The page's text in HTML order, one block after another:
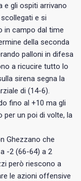
e gli ospiti arrivano
e si
in campo dal time
della seconda
palloni in difesa
a ricucire tutto lo
sirena segna la
di (14-6).
fino al +10 ma gli
un poi di volte, la
Ghezzano che
-2 (66-64) a 2
però riescono a
le azioni offensive